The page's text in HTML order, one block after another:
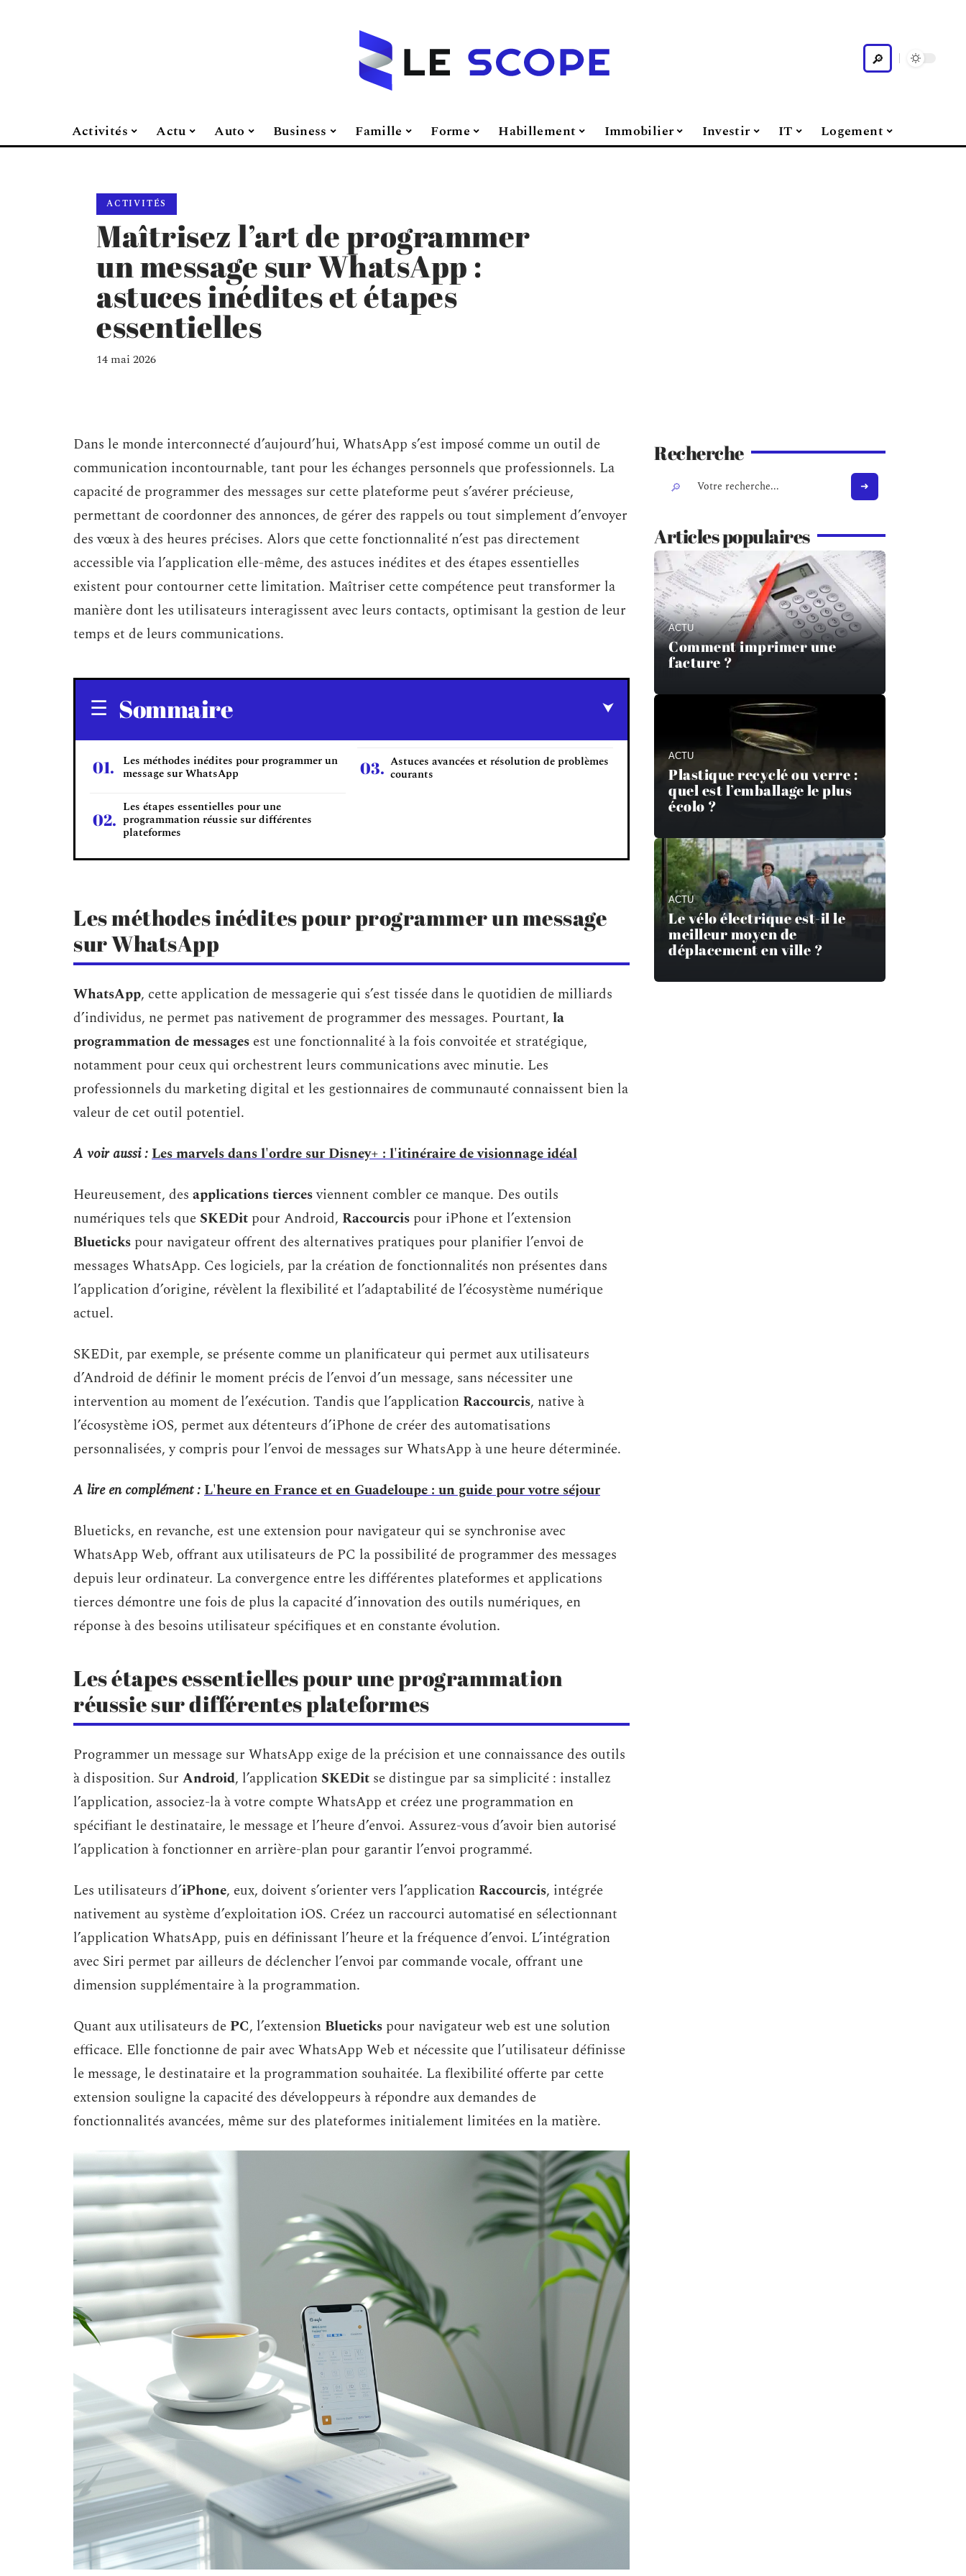
Activités Actu Auto Business Famille Forme Habillement Immobilier Investir IT Logement
ACTIVITÉS
Maîtrisez l’art de programmer
un message sur WhatsApp :
astuces inédites et étapes
essentielles
14 mai 2026
Dans le monde interconnecté d’aujourd’hui, WhatsApp s’est imposé comme un outil de
communication incontournable, tant pour les échanges personnels que professionnels. La
capacité de programmer des messages sur cette plateforme peut s’avérer précieuse,
permettant de coordonner des annonces, de gérer des rappels ou tout simplement d’envoyer
des vœux à des heures précises. Alors que cette fonctionnalité n’est pas directement
accessible via l’application elle-même, des astuces inédites et des étapes essentielles
existent pour contourner cette limitation. Maîtriser cette compétence peut transformer la
manière dont les utilisateurs interagissent avec leurs contacts, optimisant la gestion de leur
temps et de leurs communications.
Sommaire
Les méthodes inédites pour programmer un
message sur WhatsApp
Les étapes essentielles pour une
programmation réussie sur différentes
plateformes
Astuces avancées et résolution de problèmes
courants
Les méthodes inédites pour programmer un message
sur WhatsApp
WhatsApp, cette application de messagerie qui s’est tissée dans le quotidien de milliards
d’individus, ne permet pas nativement de programmer des messages. Pourtant, la
programmation de messages est une fonctionnalité à la fois convoitée et stratégique,
notamment pour ceux qui orchestrent leurs communications avec minutie. Les
professionnels du marketing digital et les gestionnaires de communauté connaissent bien la
valeur de cet outil potentiel.
A voir aussi :Les marvels dans l'ordre sur Disney+ : l'itinéraire de visionnage idéal
Heureusement, des applications tiercesviennent combler ce manque. Des outils
numériques tels que SKEDit pour Android, Raccourcis pour iPhone et l’extension
Blueticks pour navigateur offrent des alternatives pratiques pour planifier l’envoi de
messages WhatsApp. Ces logiciels, par la création de fonctionnalités non présentes dans
l’application d’origine, révèlent la flexibilité et l’adaptabilité de l’écosystème numérique
actuel.
SKEDit, par exemple, se présente comme un planificateur qui permet aux utilisateurs
d’Android de définir le moment précis de l’envoi d’un message, sans nécessiter une
intervention au moment de l’exécution. Tandis que l’application Raccourcis, native à
l’écosystème iOS, permet aux détenteurs d’iPhone de créer des automatisations
personnalisées, y compris pour l’envoi de messages sur WhatsApp à une heure déterminée.
A lire en complément :L'heure en France et en Guadeloupe : un guide pour votre séjour
Blueticks, en revanche, est une extension pour navigateur qui se synchronise avec
WhatsApp Web, offrant aux utilisateurs de PC la possibilité de programmer des messages
depuis leur ordinateur. La convergence entre les différentes plateformes et applications
tierces démontre une fois de plus la capacité d’innovation des outils numériques, en
réponse à des besoins utilisateur spécifiques et en constante évolution.
Les étapes essentielles pour une programmation
réussie sur différentes plateformes
Programmer un message sur WhatsApp exige de la précision et une connaissance des outils
à disposition. Sur Android, l’application SKEDit se distingue par sa simplicité : installez
l’application, associez-la à votre compte WhatsApp et créez une programmation en
spécifiant le destinataire, le message et l’heure d’envoi. Assurez-vous d’avoir bien autorisé
l’application à fonctionner en arrière-plan pour garantir l’envoi programmé.
Les utilisateurs d’iPhone, eux, doivent s’orienter vers l’application Raccourcis, intégrée
nativement au système d’exploitation iOS. Créez un raccourci automatisé en sélectionnant
l’application WhatsApp, puis en définissant l’heure et la fréquence d’envoi. L’intégration
avec Siri permet par ailleurs de déclencher l’envoi par commande vocale, offrant une
dimension supplémentaire à la programmation.
Quant aux utilisateurs de PC, l’extension Blueticks pour navigateur web est une solution
efficace. Elle fonctionne de pair avec WhatsApp Web et nécessite que l’utilisateur définisse
le message, le destinataire et la programmation souhaitée. La flexibilité offerte par cette
extension souligne la capacité des développeurs à répondre aux demandes de
fonctionnalités avancées, même sur des plateformes initialement limitées en la matière.
Recherche
Articles populaires
ACTU
Comment imprimer une
facture ?
ACTU
Plastique recyclé ou verre :
quel est l’emballage le plus
écolo ?
ACTU
Le vélo électrique est-il le
meilleur moyen de
déplacement en ville ?